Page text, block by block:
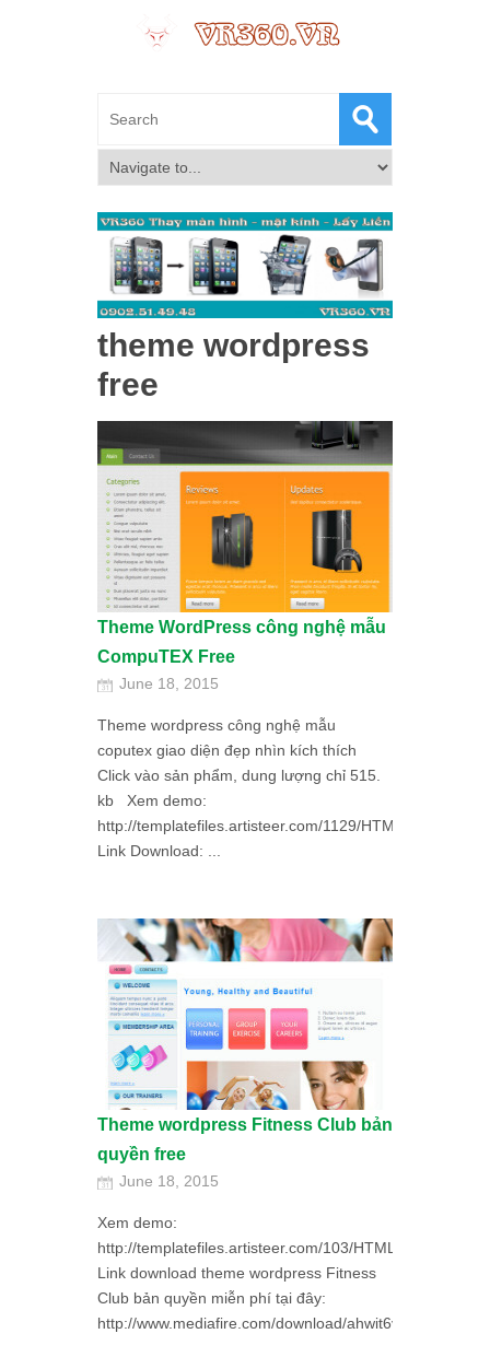
theme wordpress
free
Theme WordPress công nghệ mẫu
CompuTEX Free
June 18, 2015
Theme wordpress công nghệ mẫu
coputex giao diện đẹp nhìn kích thích
Click vào sản phẩm, dung lượng chỉ 515.
kb Xem demo:
http://templatefiles.artisteer.com/1129/HTML/index.html
Link Download: ...
Theme wordpress Fitness Club bản
quyền free
June 18, 2015
Xem demo:
http://templatefiles.artisteer.com/103/HTML/index.html
Link download theme wordpress Fitness
Club bản quyền miễn phí tại đây:
http://www.mediafire.com/download/ahwit6v25kirkw7/